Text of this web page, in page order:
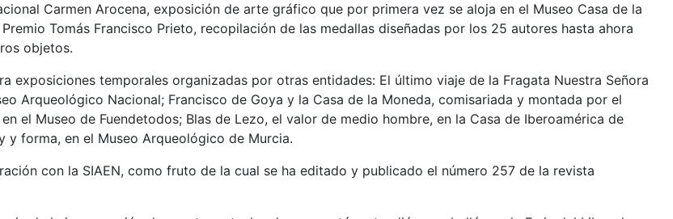
Carmen Arocena, exposición de arte gráfico que por primera vez se aloja en el Museo Casa de la
Tomás Francisco Prieto, recopilación de las medallas diseñadas por los 25 autores hasta ahora
objetos.
exposiciones temporales organizadas por otras entidades: El último viaje de la Fragata Nuestra Señora
Arqueológico Nacional; Francisco de Goya y la Casa de la Moneda, comisariada y montada por el
el Museo de Fuendetodos; Blas de Lezo, el valor de medio hombre, en la Casa de Iberoamérica de
y forma, en el Museo Arqueológico de Murcia.
con la SIAEN, como fruto de la cual se ha editado y publicado el número 257 de la revista